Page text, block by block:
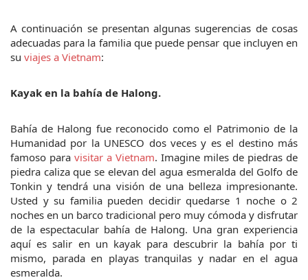
A continuación se presentan algunas sugerencias de cosas
adecuadas para la familia que puede pensar que incluyen en
su viajes a Vietnam:
Kayak en la bahía de Halong.
Bahía de Halong fue reconocido como el Patrimonio de la
Humanidad por la UNESCO dos veces y es el destino más
famoso para visitar a Vietnam. Imagine miles de piedras de
piedra caliza que se elevan del agua esmeralda del Golfo de
Tonkin y tendrá una visión de una belleza impresionante.
Usted y su familia pueden decidir quedarse 1 noche o 2
noches en un barco tradicional pero muy cómoda y disfrutar
de la espectacular bahía de Halong. Una gran experiencia
aquí es salir en un kayak para descubrir la bahía por ti
mismo, parada en playas tranquilas y nadar en el agua
esmeralda.